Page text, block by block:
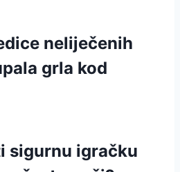
neliječenih
grla kod
sigurnu igračku